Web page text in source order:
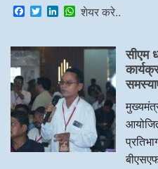
F
a
e
b
o
o
k
T
w
t
e
r
L
k
e
d
I
n
W
t
A
p
p
शेयर करे..
सीएम